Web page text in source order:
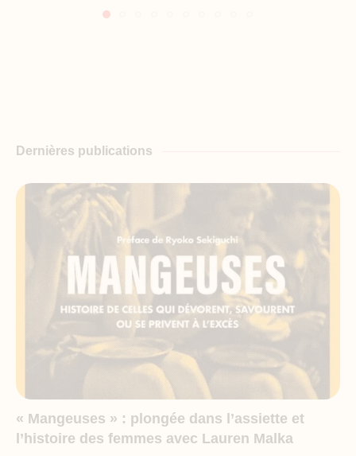
Dernières publications
« Mangeuses » : plongée dans l’assiette et
l’histoire des femmes avec Lauren Malka